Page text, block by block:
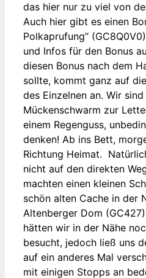
das hier nur zu viel von
Auch hier gibt es einen
Polkaprufung“
und Infos für den Bonus
diesen Bonus nach dem
sollte, kommt ganz auf
des Einzelnen an. Wir
Mückenschwarm zur
einem Regenguss,
denken! Ab ins Bett,
Richtung Heimat.
nicht auf den direkten
machten einen kleinen
schön alten Cache in der
Altenberger Dom
hätten wir in der Nähe
besucht, jedoch ließ uns
auf ein anderes Mal
mit einigen Stopps an